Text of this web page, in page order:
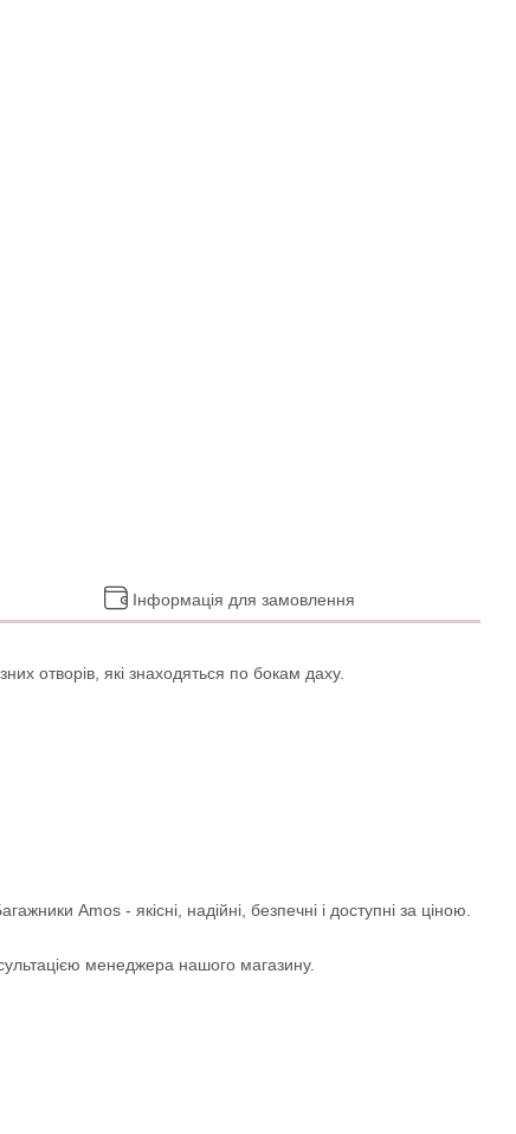
Інформація для замовлення
отворів, які знаходяться по бокам даху.
Amos - якісні, надійні, безпечні і доступні за ціною.
менеджера нашого магазину.